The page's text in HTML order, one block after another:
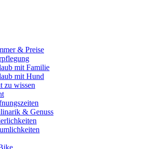
& Preise
mit Familie
mit Hund
zu wissen
& Genuss